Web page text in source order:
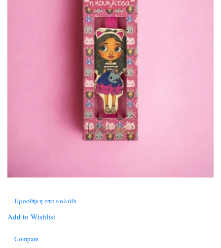
Προσθήκη στο καλάθι
Add to Wishlist
Compare